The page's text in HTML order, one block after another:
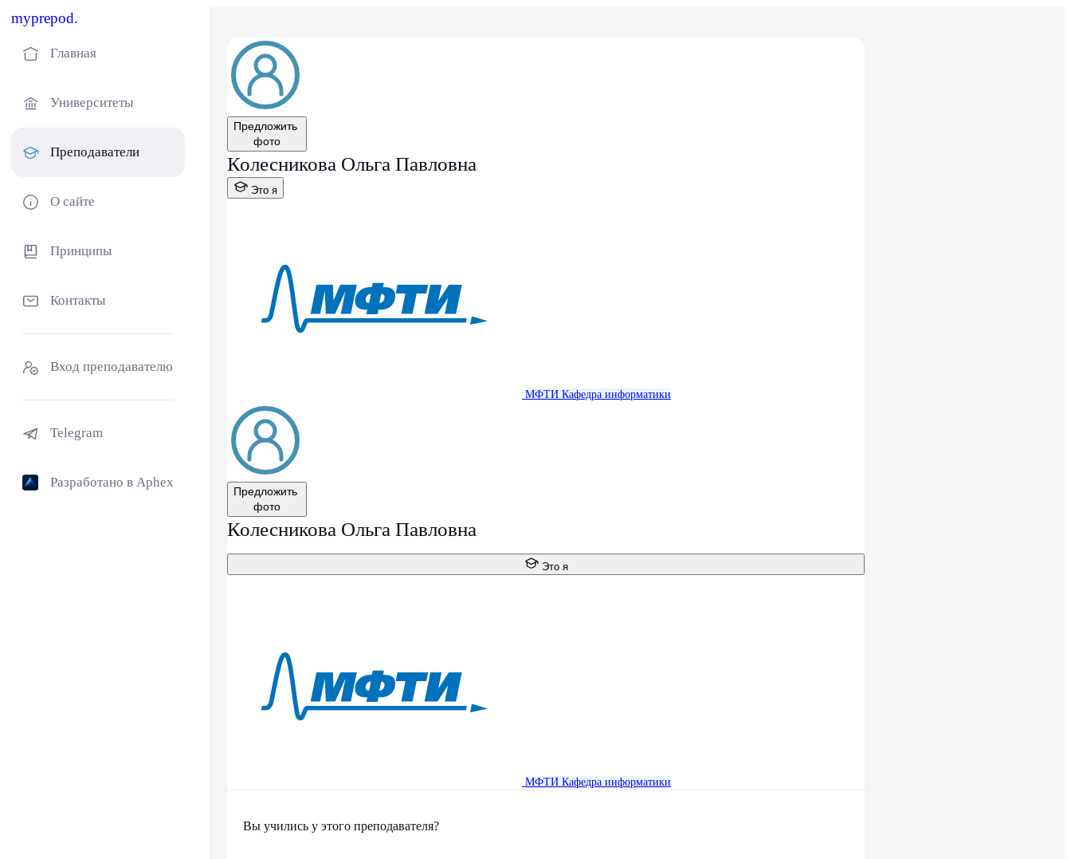
myprepod.
Главная
Университеты
Преподаватели
О сайте
Принципы
Контакты
Вход преподавателю
Telegram
Разработано в Aphex
Предложить
фото
Колесникова Ольга Павловна
Это я
МФТИ Кафедра информатики
Предложить
фото
Колесникова Ольга Павловна
Это я
МФТИ Кафедра информатики
Вы учились у этого преподавателя?